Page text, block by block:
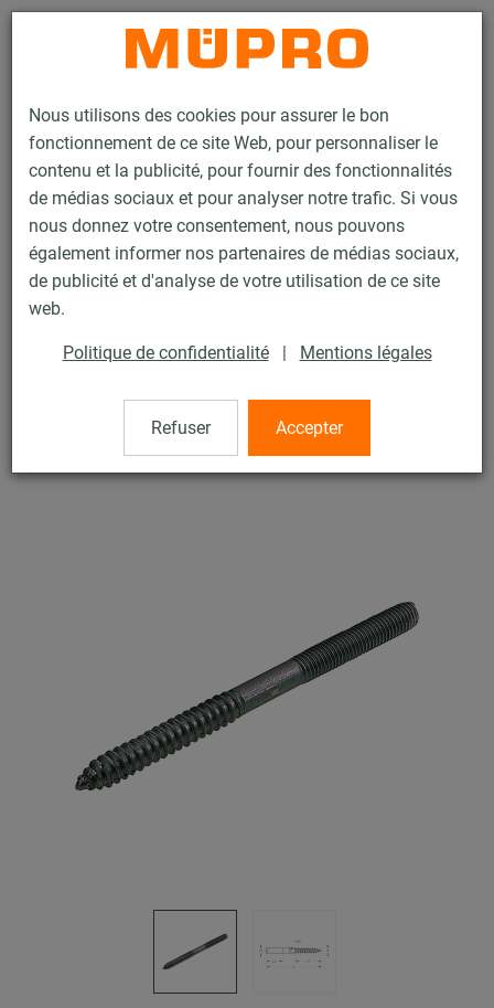
Nous utilisons des cookies pour assurer le bon
fonctionnement de ce site Web, pour personnaliser le
contenu et la publicité, pour fournir des fonctionnalités
de médias sociaux et pour analyser notre trafic. Si vous
nous donnez votre consentement, nous pouvons
également informer nos partenaires de médias sociaux,
de publicité et d'analyse de votre utilisation de ce site
web.
Politique de confidentialité | Mentions légales
Refuser Accepter
Contact
Produits Technique de fixation Accessoires de montage Goujon
57 / 77
Goujon, M8 x 100 mm, Inox 304